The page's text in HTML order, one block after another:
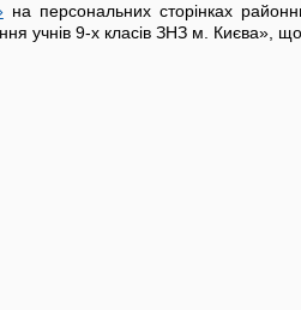
на персональних сторінках
учнів 9-х класів ЗНЗ м. Києва», що